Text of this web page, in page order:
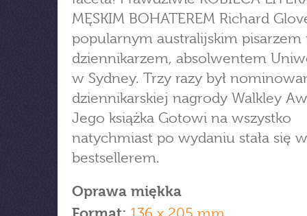
MĘSKIM BOHATEREM Richard
popularnym australijskim pisarzem
dziennikarzem, absolwentem
w Sydney. Trzy razy był
dziennikarskiej nagrody Walkley
Jego książka Gotowi na wszystko
natychmiast po wydaniu stała się
bestsellerem.
Oprawa miękka